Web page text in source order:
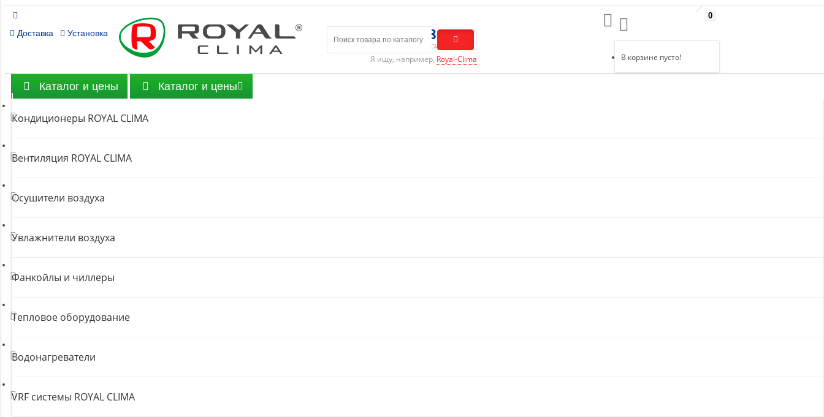
Доставка Установка 8 (800) 301-01-86
Бесплатный звонок по России
Я ищу, например, Royal-Clima
0
В корзине пусто!
Каталог и цены Каталог и цены
Кондиционеры ROYAL CLIMA
Вентиляция ROYAL CLIMA
Осушители воздуха
Увлажнители воздуха
Фанкойлы и чиллеры
Тепловое оборудование
Водонагреватели
VRF системы ROYAL CLIMA